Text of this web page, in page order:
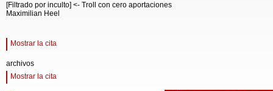
[Filtrado por inculto] <- Troll con cero aportaciones
Maximilian Heel
Mostrar la cita
archivos
Mostrar la cita